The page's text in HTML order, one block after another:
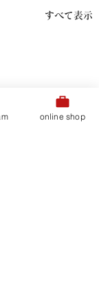
すべて表示
online shop